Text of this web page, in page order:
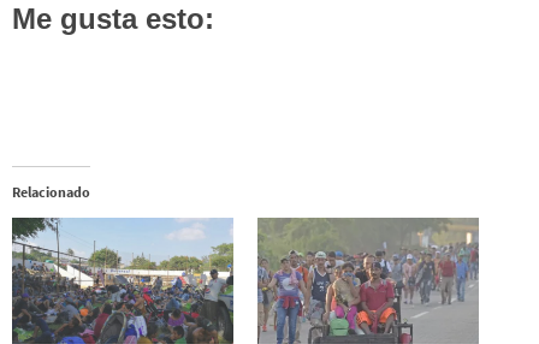
Me gusta esto:
Relacionado